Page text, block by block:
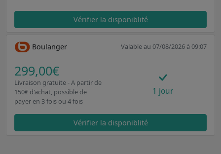
Vérifier la disponiblité
Boulanger Valable au 07/08/2026 à 09:07
299,00€
Livraison gratuite - A partir de
150€ d'achat, possible de
payer en 3 fois ou 4 fois
1 jour
Vérifier la disponiblité